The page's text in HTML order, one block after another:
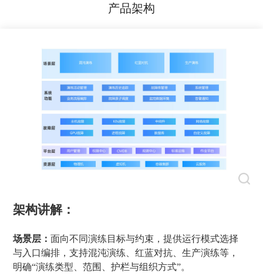
产品架构
架构讲解：
场景层：面向不同演练目标与约束，提供运行模式选择
与入口编排，支持混沌演练、红蓝对抗、生产演练等，
明确“演练类型、范围、护栏与组织方式”。